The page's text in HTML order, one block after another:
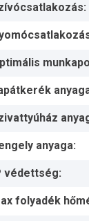
anyaga:
védettség:
folyadék